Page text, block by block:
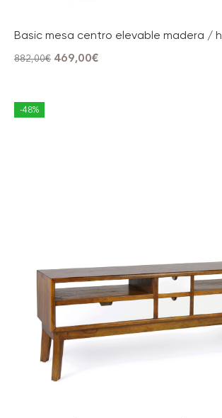
Basic mesa centro elevable madera /
882,00€ 469,00€
-48%